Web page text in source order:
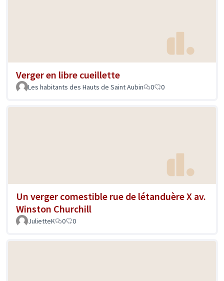
Verger en libre cueillette
Les habitants des Hauts de Saint Aubin 0 0
Un verger comestible rue de létanduère X av.
Winston Churchill
JulietteK 0 0